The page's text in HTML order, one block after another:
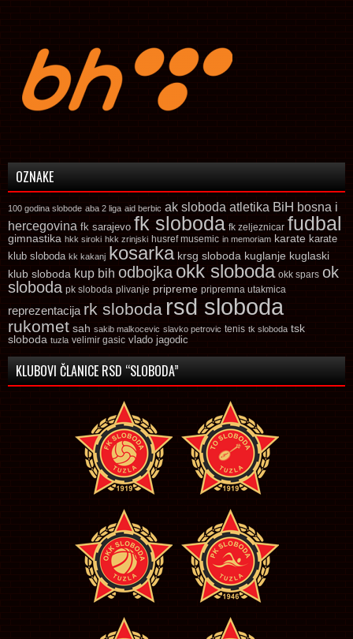
OZNAKE
100 godina slobode aba 2 liga aid berbic ak sloboda atletika BiH bosna i
hercegovina fk sarajevo fk sloboda fk zeljeznicar fudbal
gimnastika hkk siroki hkk zrinjski husref musemic in memoriam karate karate
klub sloboda kk kakanj kosarka krsg sloboda kuglanje kuglaski
klub sloboda kup bih odbojka okk sloboda okk spars ok
sloboda pk sloboda plivanje pripreme pripremna utakmica
reprezentacija rk sloboda rsd sloboda
rukomet sah sakib malkocevic slavko petrovic tenis tk sloboda tsk
sloboda tuzla velimir gasic vlado jagodic
KLUBOVI ČLANICE RSD “SLOBODA”